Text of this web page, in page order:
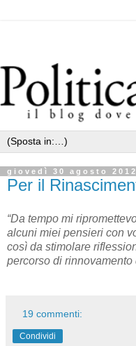
giovedì 30 agosto 2012
Per il
“Da tempo mi
alcuni miei pensieri con
così da stimolare
percorso di
19 commenti:
Condividi